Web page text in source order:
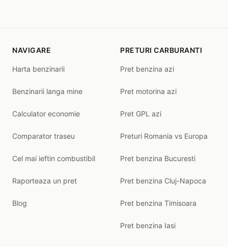
NAVIGARE
Harta benzinarii
Benzinarii langa mine
Calculator economie
Comparator traseu
Cel mai ieftin combustibil
Raporteaza un pret
Blog
PRETURI CARBURANTI
Pret benzina azi
Pret motorina azi
Pret GPL azi
Preturi Romania vs Europa
Pret benzina Bucuresti
Pret benzina Cluj-Napoca
Pret benzina Timisoara
Pret benzina Iasi